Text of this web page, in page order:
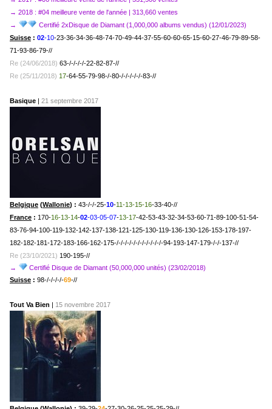
→ 2018 : #04 meilleure vente de l'année | 313,660 ventes
→
Certifié 2xDisque de Diamant (1,000,000 albums vendus) (12/01/2023)
Suisse : 02-10-23-36-34-36-48-74-70-49-44-37-55-60-60-65-15-60-27-46-79-89-58-
71-93-86-79-//
Re (24/06/2018) 63-/-/-/-/-22-82-87-//
Re (25/11/2018) 17-64-55-79-98-/-80-/-/-/-/-/-83-//
Basique 21 septembre 2017
Belgique (Wallonie) : 43-/-/-25-10-11-13-15-16-33-40-//
France : 170-16-13-14-02-03-05-07-13-17-42-53-43-32-34-53-60-71-89-100-51-54-
83-76-94-100-119-132-142-137-138-121-125-130-119-136-130-126-153-178-197-
182-182-181-172-183-166-162-175-/-/-/-/-/-/-/-/-/-/-/-94-193-147-179-/-/-137-//
Re (23/10/2021) 190-195-//
→
Certifié Disque de Diamant (50,000,000 unités) (23/02/2018)
Suisse : 98-/-/-/-/-69-//
Tout Va Bien 15 novembre 2017